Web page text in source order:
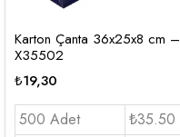
Karton Çanta 36x25x8 cm –
X35502
₺19,30
500 Adet
₺35.50